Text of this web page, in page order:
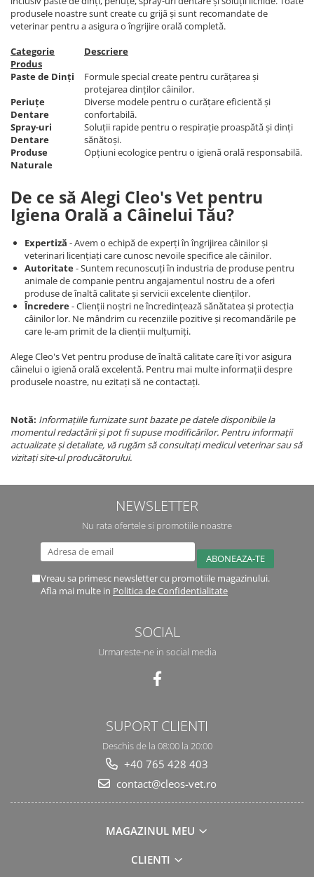
produsele noastre sunt create cu grijă și sunt recomandate de
veterinar pentru a asigura o îngrijire orală completă.
Categorie
Produs
Descriere
Paste de Dinți
Formule special create pentru curățarea și
protejarea dinților câinilor.
Periuțe
Dentare
Diverse modele pentru o curățare eficientă și
confortabilă.
Spray-uri
Dentare
Soluții rapide pentru o respirație proaspătă și dinți
sănătoși.
Produse
Naturale
Opțiuni ecologice pentru o igienă orală responsabilă.
De ce să Alegi Cleo's Vet pentru
Igiena Orală a Câinelui Tău?
Expertiză - Avem o echipă de experți în îngrijirea câinilor și
veterinari licențiați care cunosc nevoile specifice ale câinilor.
Autoritate- Suntem recunoscuți în industria de produse pentru
animale de companie pentru angajamentul nostru de a oferi
produse de înaltă calitate și servicii excelente clienților.
Încredere- Clienții noștri ne încredințează sănătatea și protecția
câinilor lor. Ne mândrim cu recenziile pozitive și recomandările pe
care le-am primit de la clienții mulțumiți.
Alege Cleo's Vet pentru produse de înaltă calitate care îți vor asigura
câinelui o igienă orală excelentă. Pentru mai multe informații despre
produsele noastre, nu ezitați să ne contactați.
Notă: Informațiile furnizate sunt bazate pe datele disponibile la
momentul redactării și pot fi supuse modificărilor. Pentru informații
actualizate și detaliate, vă rugăm să consultați medicul veterinar sau să
vizitați site-ul producătorului.
NEWSLETTER
Nu rata ofertele si promotiile noastre
Vreau sa primesc newsletter cu promotiile magazinului.
Afla mai multe in Politica de Confidentialitate
SOCIAL
Urmareste-ne in social media
SUPORT CLIENTI
Deschis de la 08:00 la 20:00
+40 765 428 403
contact@cleos-vet.ro
MAGAZINUL MEU
CLIENTI